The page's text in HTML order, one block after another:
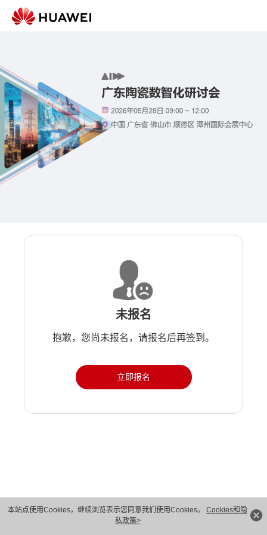
本站点使用Cookies，继续浏览表示您同意我们使用Cookies。 Cookies和隐
私政策>
未报名
抱歉，您尚未报名，请报名后再签到。
立即报名
版权所有 © 华为技术有限公司 1998-2026。 保留一切权利。粤A2-20044005号
隐私保护
法律声明